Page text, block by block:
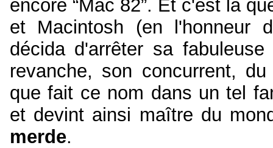
encore “Mac 82”. Et c'est là
et Macintosh (en l'honneur
décida d'arrêter sa
revanche, son concurrent,
que fait ce nom dans un tel
et devint ainsi maître du
merde.